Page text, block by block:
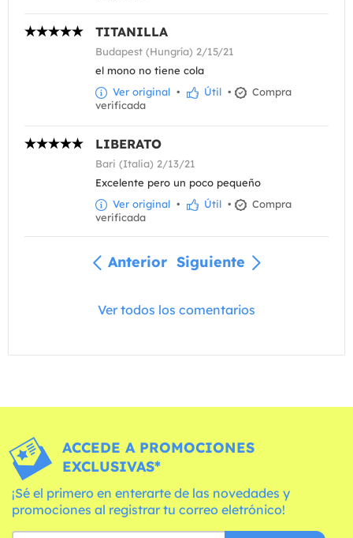
TITANILLA
Budapest (Hungría) 2/15/21
el mono no tiene cola
Ver original • Útil •
Compra
verificada
LIBERATO
Bari (Italia) 2/13/21
Excelente pero un poco pequeño
Ver original • Útil •
Compra
verificada
Anterior Siguiente
Ver todos los comentarios
ACCEDE A PROMOCIONES
EXCLUSIVAS*
¡Sé el primero en enterarte de las novedades y
promociones al registrar tu correo eletrónico!